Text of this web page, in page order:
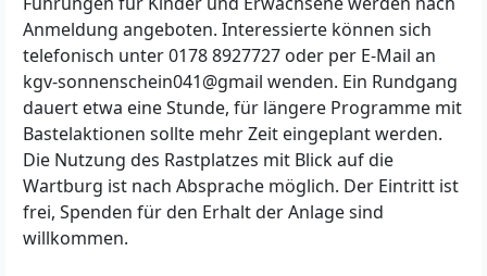
Anmeldung angeboten. Interessierte können sich
telefonisch unter 0178 8927727 oder per E-Mail an
kgv-sonnenschein041@gmail wenden. Ein Rundgang
dauert etwa eine Stunde, für längere Programme mit
Bastelaktionen sollte mehr Zeit eingeplant werden.
Die Nutzung des Rastplatzes mit Blick auf die
Wartburg ist nach Absprache möglich. Der Eintritt ist
frei, Spenden für den Erhalt der Anlage sind
willkommen.